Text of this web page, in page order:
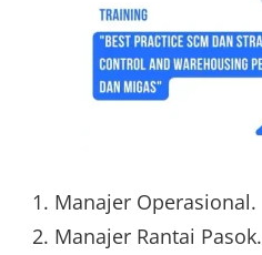
Manajer Operasional.
Manajer Rantai Pasok.